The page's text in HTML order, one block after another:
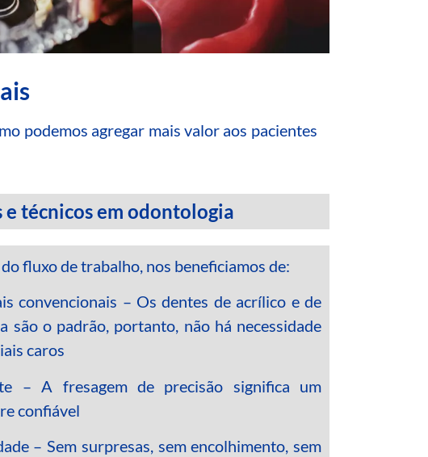
podemos agregar mais valor aos pacientes
e técnicos em odontologia
fluxo de trabalho, nos beneficiamos de:
convencionais – Os dentes de acrílico e de
são o padrão, portanto, não há necessidade
caros
– A fresagem de precisão significa um
confiável
– Sem surpresas, sem encolhimento, sem